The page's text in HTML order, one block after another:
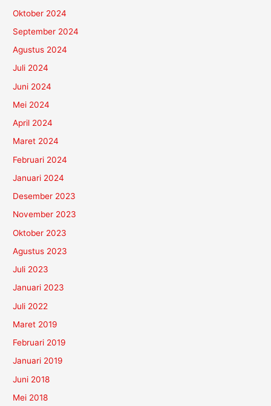
Oktober 2024
September 2024
Agustus 2024
Juli 2024
Juni 2024
Mei 2024
April 2024
Maret 2024
Februari 2024
Januari 2024
Desember 2023
November 2023
Oktober 2023
Agustus 2023
Juli 2023
Januari 2023
Juli 2022
Maret 2019
Februari 2019
Januari 2019
Juni 2018
Mei 2018